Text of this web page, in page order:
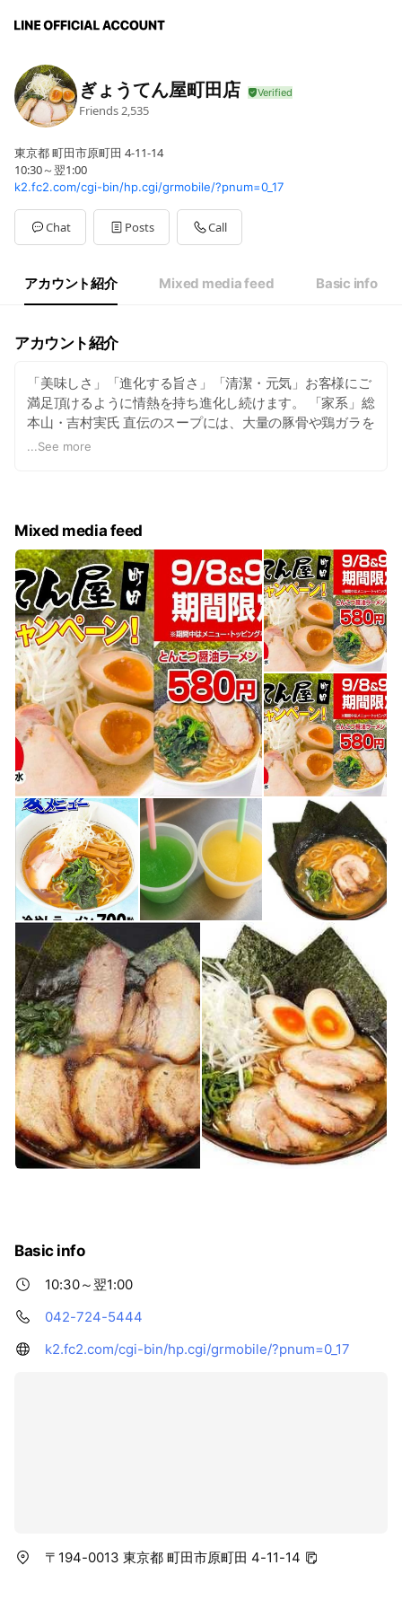
ぎょうてん屋町田店
Friends 2,535
東京都 町田市原町田 4-11-14
10:30～翌1:00
k2.fc2.com/cgi-bin/hp.cgi/grmobile/?pnum=0_17
Chat Posts Call
アカウント紹介 Mixed media feed Basic info
アカウント紹介
「美味しさ」「進化する旨さ」「清潔・元気」お客様にご
満足頂けるように情熱を持ち進化し続けます。 「家系」総
本山・吉村実氏 直伝のスープには、大量の豚骨や鶏ガラを
入れます。何度も何度も入れ替えて強火で炊くこと12時
を入れてます！
...See more
Mixed media feed
Basic info
10:30～翌1:00
042-724-5444
k2.fc2.com/cgi-bin/hp.cgi/grmobile/?pnum=0_17
〒194-0013 東京都 町田市原町田 4-11-14